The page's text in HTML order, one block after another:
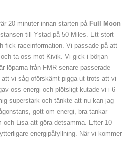
20 minuter innan starten på Full Moon
till Ystad på 50 Miles. Ett stort
fick raceinformation. Vi passade på att
ta oss mot Kivik. Vi gick i början
löparna från FMR senare passerade
vi såg oförskämt pigga ut trots att vi
oss energi och plötsligt kutade vi i 6-
superstark och tänkte att nu kan jag
gott om energi, bra tankar –
och Lisa att göra detsamma. Efter 10
energipåfyllning. När vi kommer